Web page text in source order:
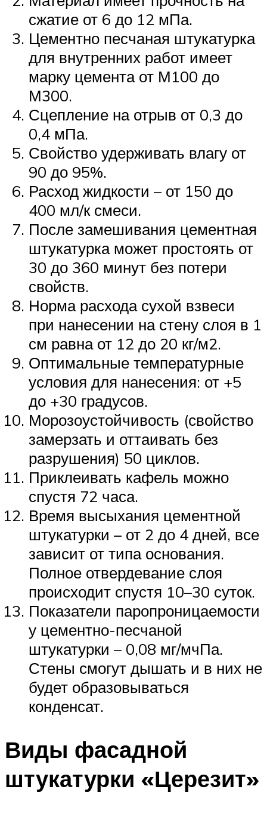
сжатие от 6 до 12 мПа.
Цементно песчаная штукатурка
для внутренних работ имеет
марку цемента от М100 до
М300.
Сцепление на отрыв от 0,3 до
0,4 мПа.
Свойство удерживать влагу от
90 до 95%.
Расход жидкости – от 150 до
400 мл/к смеси.
После замешивания цементная
штукатурка может простоять от
30 до 360 минут без потери
свойств.
Норма расхода сухой взвеси
при нанесении на стену слоя в 1
см равна от 12 до 20 кг/м2.
Оптимальные температурные
условия для нанесения: от +5
до +30 градусов.
Морозоустойчивость (свойство
замерзать и оттаивать без
разрушения) 50 циклов.
Приклеивать кафель можно
спустя 72 часа.
Время высыхания цементной
штукатурки – от 2 до 4 дней, все
зависит от типа основания.
Полное отвердевание слоя
происходит спустя 10–30 суток.
Показатели паропроницаемости
у цементно-песчаной
штукатурки – 0,08 мг/мчПа.
Стены смогут дышать и в них не
будет образовываться
конденсат.
Виды фасадной
штукатурки «Церезит»